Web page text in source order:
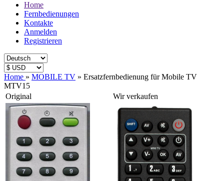
Home
Fernbedienungen
Kontakte
Anmelden
Registrieren
Home » MOBILE TV » Ersatzfernbedienung für Mobile TV
MTV15
Original
Wir verkaufen